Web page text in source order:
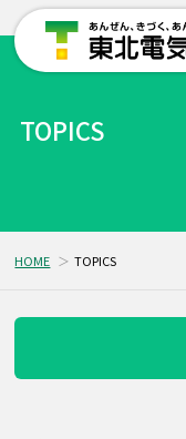
TOPICS
HOME TOPICS